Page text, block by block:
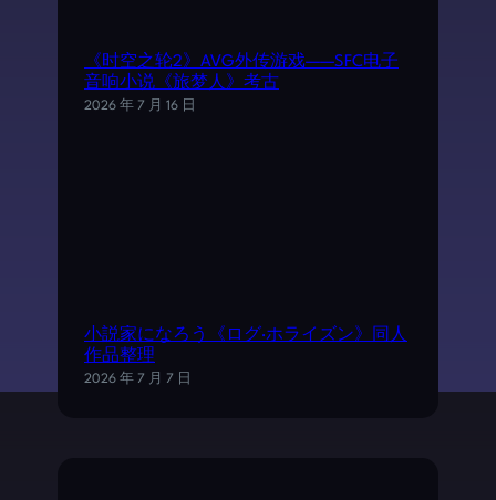
《时空之轮2》AVG外传游戏——SFC电子
音响小说《旅梦人》考古
2026 年 7 月 16 日
小説家になろう《ログ·ホライズン》同人
作品整理
2026 年 7 月 7 日